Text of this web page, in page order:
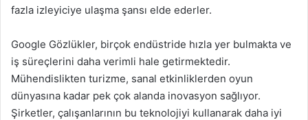
fazla izleyiciye ulaşma şansı elde ederler.
Google Gözlükler, birçok endüstride hızla yer bulmakta ve
iş süreçlerini daha verimli hale getirmektedir.
Mühendislikten turizme, sanal etkinliklerden oyun
dünyasına kadar pek çok alanda inovasyon sağlıyor.
Şirketler, çalışanlarının bu teknolojiyi kullanarak daha iyi